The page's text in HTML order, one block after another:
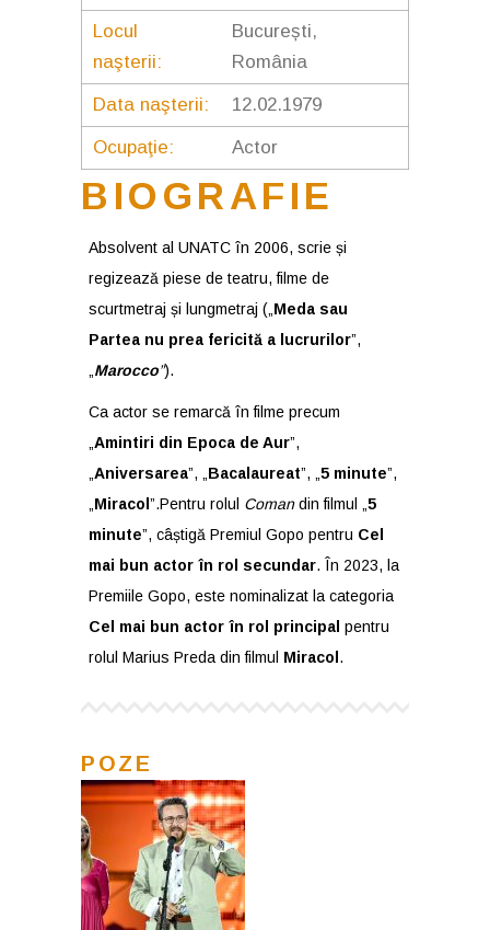
Locul
naşterii:
București,
România
Data naşterii: 12.02.1979
Ocupaţie: Actor
BIOGRAFIE
Absolvent al UNATC în 2006, scrie și
regizează piese de teatru, filme de
scurtmetraj și lungmetraj („ Meda sau
Partea nu prea fericită a lucrurilor”,
Marocco”).
Ca actor se remarcă în filme precum
Amintiri din Epoca de Aur”,
Aniversarea”, „ Bacalaureat”, „ 5 minute”,
Miracol ”.Pentru rolul Comandin filmul „ 5
minute”, câștigă Premiul Gopo pentru Cel
mai bun actor în rol secundar. În 2023, la
Premiile Gopo, este nominalizat la categoria
Cel mai bun actor în rol principal pentru
rolul Marius Preda din filmul Miracol .
POZE